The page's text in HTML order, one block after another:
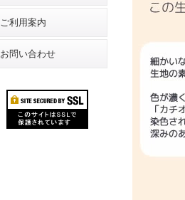
ご利用案内
お問い合わせ